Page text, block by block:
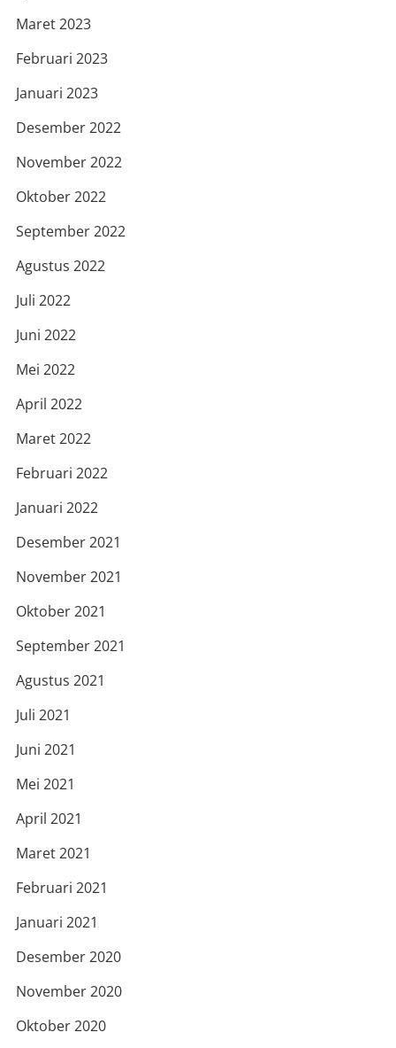
Maret 2023
Februari 2023
Januari 2023
Desember 2022
November 2022
Oktober 2022
September 2022
Agustus 2022
Juli 2022
Juni 2022
Mei 2022
April 2022
Maret 2022
Februari 2022
Januari 2022
Desember 2021
November 2021
Oktober 2021
September 2021
Agustus 2021
Juli 2021
Juni 2021
Mei 2021
April 2021
Maret 2021
Februari 2021
Januari 2021
Desember 2020
November 2020
Oktober 2020